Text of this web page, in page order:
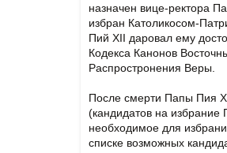
назначен вице-ректора
избран Католикосом-
Пий XII даровал ему
Кодекса Канонов
Распростронения Веры.
После смерти Папы Пия
(кандидатов на избрание
необходимое для
списке возможных